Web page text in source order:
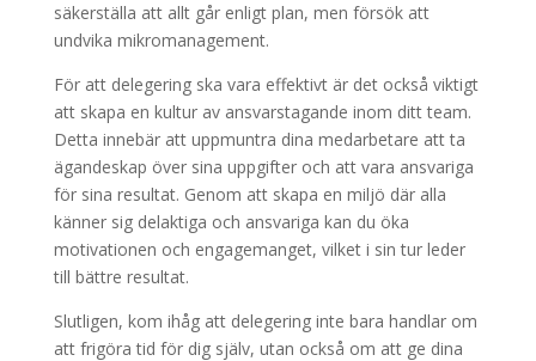
säkerställa att allt går enligt plan, men försök att
undvika mikromanagement.
För att delegering ska vara effektivt är det också viktigt
att skapa en kultur av ansvarstagande inom ditt team.
Detta innebär att uppmuntra dina medarbetare att ta
ägandeskap över sina uppgifter och att vara ansvariga
för sina resultat. Genom att skapa en miljö där alla
känner sig delaktiga och ansvariga kan du öka
motivationen och engagemanget, vilket i sin tur leder
till bättre resultat.
Slutligen, kom ihåg att delegering inte bara handlar om
att frigöra tid för dig själv, utan också om att ge dina